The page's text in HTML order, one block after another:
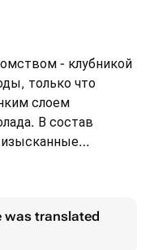
- клубникой
только что
слоем
В состав
тортое какао,
сахар
А лецитин и ванилин
was translated